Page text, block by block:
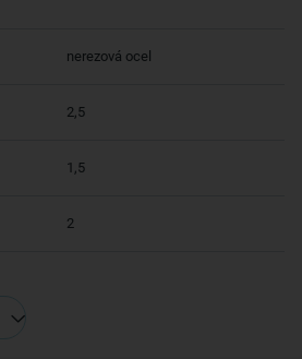
nerezová ocel
2,5
1,5
2